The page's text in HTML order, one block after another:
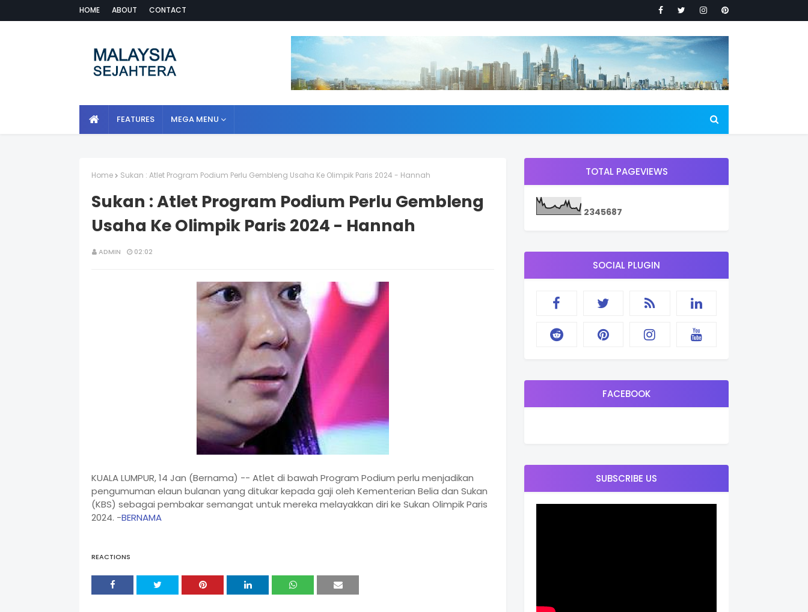
HOME ABOUT CONTACT
FEATURES MEGA MENU
Home Sukan : Atlet Program Podium Perlu Gembleng Usaha Ke Olimpik Paris 2024 - Hannah
Sukan : Atlet Program Podium Perlu Gembleng
Usaha Ke Olimpik Paris 2024 - Hannah
ADMIN 02:02
KUALA LUMPUR, 14 Jan (Bernama) -- Atlet di bawah Program Podium perlu menjadikan
pengumuman elaun bulanan yang ditukar kepada gaji oleh Kementerian Belia dan Sukan
(KBS) sebagai pembakar semangat untuk mereka melayakkan diri ke Sukan Olimpik Paris
2024. -BERNAMA
REACTIONS
TOTAL PAGEVIEWS
2345687
SOCIAL PLUGIN
FACEBOOK
SUBSCRIBE US